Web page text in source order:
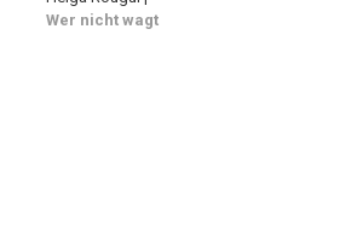
Wer nicht wagt